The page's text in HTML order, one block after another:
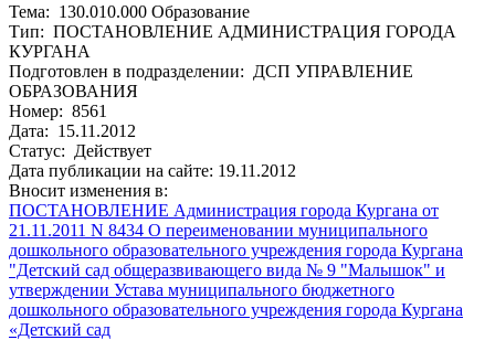
Тема: 130.010.000 Образование
Тип: ПОСТАНОВЛЕНИЕ АДМИНИСТРАЦИЯ ГОРОДА
КУРГАНА
Подготовлен в подразделении: ДСП УПРАВЛЕНИЕ
ОБРАЗОВАНИЯ
Номер: 8561
Дата: 15.11.2012
Статус: Действует
Дата публикации на сайте: 19.11.2012
Вносит изменения в:
ПОСТАНОВЛЕНИЕ Администрация города Кургана от
21.11.2011 N 8434 О переименовании муниципального
дошкольного образовательного учреждения города Кургана
"Детский сад общеразвивающего вида № 9 "Малышок" и
утверждении Устава муниципального бюджетного
дошкольного образовательного учреждения города Кургана
«Детский сад